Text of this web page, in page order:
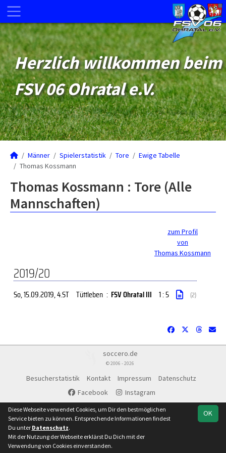
Herzlich willkommen beim
FSV 06 Ohratal e.V.
Männer Spielerstatistik Tore
Ewige Tabelle
Thomas Kossmann
Thomas Kossmann : Tore (Alle
Mannschaften)
zum Profil
von
Thomas Kossmann
2019/20
So, 15.09.2019, 4.ST Tüttleben : FSV Ohratal III 1 : 5 (2)
soccero.de
© 2006 - 2026
Besucherstatistik Kontakt Impressum
Datenschutz
Facebook
Instagram
OK
Diese Webseite verwendet Cookies, um Dir den bestmöglichen
Service bieten zu können. Entsprechende Informationen findest
Du unter Datenschutz.
Mit der Nutzung der Webseite erklärst Du Dich mit der
Verwendung von Cookies einverstanden.